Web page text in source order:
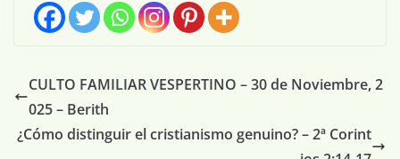
CULTO FAMILIAR VESPERTINO – 30 de Noviembre, 2
025 – Berith
¿Cómo distinguir el cristianismo genuino? – 2ª Corint